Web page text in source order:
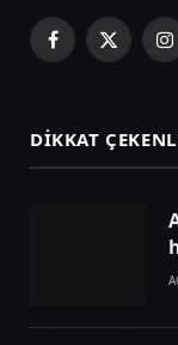
Facebook
X
DIKKAT